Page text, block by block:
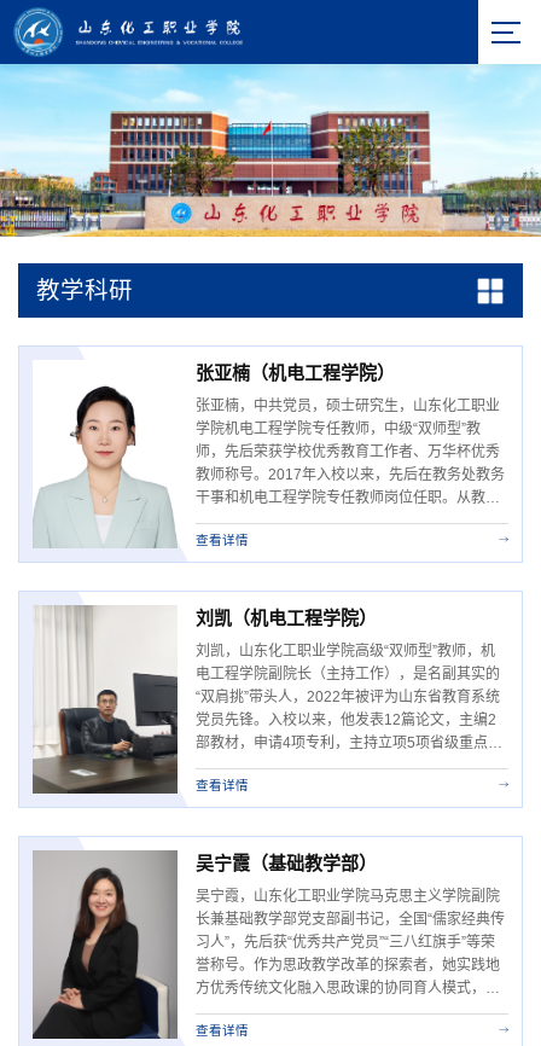
教学科研
张亚楠（机电工程学院）
张亚楠，中共党员，硕士研究生，山东化工职业
学院机电工程学院专任教师，中级“双师型”教
师，先后荣获学校优秀教育工作者、万华杯优秀
教师称号。2017年入校以来，先后在教务处教务
干事和机电工程学院专任教师岗位任职。从教以
来，她申请专利3项，主编教材1部，参编教材2
部，发表论文2篇，参与省市级课题3项，主持省
级职业教育精品资源共享课程1门。参与省级重
点教科研项目1项，是省级高水平专业群专班成
员，省级技能大师工作室和省级教育教学创新团
查看详情
刘凯（机电工程学院）
刘凯，山东化工职业学院高级“双师型”教师，机
电工程学院副院长（主持工作），是名副其实的
“双肩挑”带头人，2022年被评为山东省教育系统
党员先锋。入校以来，他发表12篇论文，主编2
部教材，申请4项专利，主持立项5项省级重点项
目、1个省级高水平专业群、1个省级技能大师工
作室和1支省级教育教学创新团队；是地面建设
和油气储运工程师、工业机器人系统操作技师，
是山东省化工行业技术能手、山东省科普专家人
才库工程技术类专家、山东省产教融合专业（...
查看详情
吴宁霞（基础教学部）
吴宁霞，山东化工职业学院马克思主义学院副院
长兼基础教学部党支部副书记，全国“儒家经典传
习人”，先后获“优秀共产党员”“三八红旗手”等荣
誉称号。作为思政教学改革的探索者，她实践地
方优秀传统文化融入思政课的协同育人模式，助
推学校思政课一体化建设。主持课题获中国电子
劳动学会三等奖1项，主持第二届黄炎培职业教
查看详情